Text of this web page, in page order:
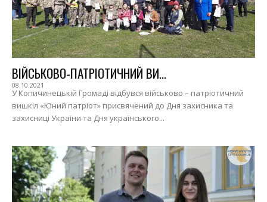
ВІЙСЬКОВО-ПАТРІОТИЧНИЙ ВИ...
08.10.2021
У Копичинецькій Громаді відбувся військово – патріотичний
вишкіл «Юний патріот» присвячений до Дня захисника та
захисниці України та Дня українського...